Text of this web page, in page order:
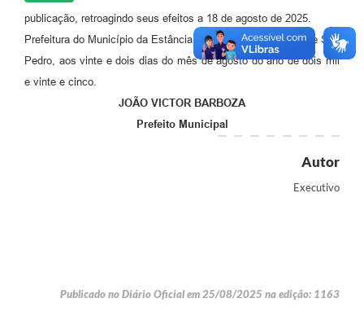
publicação, retroagindo seus efeitos a 18 de agosto de 2025.
Prefeitura do Município da Estância Hidromineral de Águas de São
Pedro, aos vinte e dois dias do mês de agosto do ano de dois mil
e vinte e cinco.
JOÃO VICTOR BARBOZA
Prefeito Municipal
Autor
Executivo
Publicado no Diário Oficial em 25/08/2025 na edição: 1163